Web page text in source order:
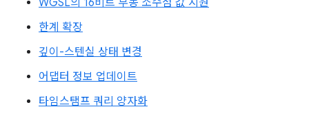
한계 확장
깊이-스텐실 상태 변경
어댑터 정보 업데이트
타임스탬프 쿼리 양자화